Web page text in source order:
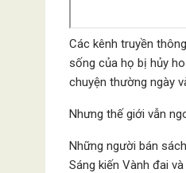
Các kênh truyền
sống của họ bị hủy
chuyện thường ngày
Nhưng thế giới vẫn
Những người bán
Sáng kiến ​​Vành đai